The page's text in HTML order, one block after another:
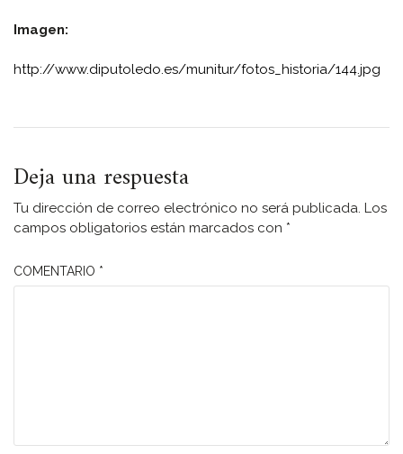
Imagen:
http://www.diputoledo.es/munitur/fotos_historia/144.jpg
Deja una respuesta
Tu dirección de correo electrónico no será publicada. Los
campos obligatorios están marcados con *
COMENTARIO *